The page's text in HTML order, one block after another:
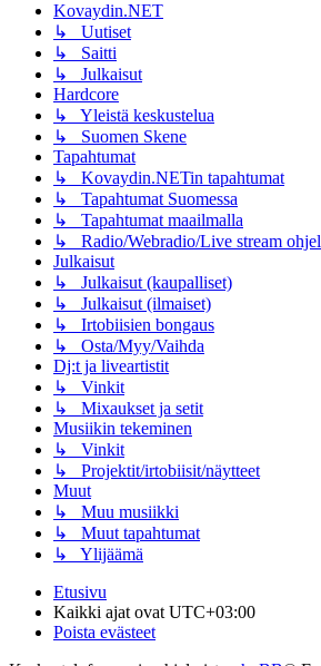
Kovaydin.NET
↳ Uutiset
↳ Saitti
↳ Julkaisut
Hardcore
↳ Yleistä keskustelua
↳ Suomen Skene
Tapahtumat
↳ Kovaydin.NETin tapahtumat
↳ Tapahtumat Suomessa
↳ Tapahtumat maailmalla
↳ Radio/Webradio/Live stream
Julkaisut
↳ Julkaisut (kaupalliset)
↳ Julkaisut (ilmaiset)
↳ Irtobiisien bongaus
↳ Osta/Myy/Vaihda
Dj:t ja liveartistit
↳ Vinkit
↳ Mixaukset ja setit
Musiikin tekeminen
↳ Vinkit
↳ Projektit/irtobiisit/näytteet
Muut
↳ Muu musiikki
↳ Muut tapahtumat
↳ Ylijäämä
Etusivu
Kaikki ajat ovat UTC+03:00
Poista evästeet